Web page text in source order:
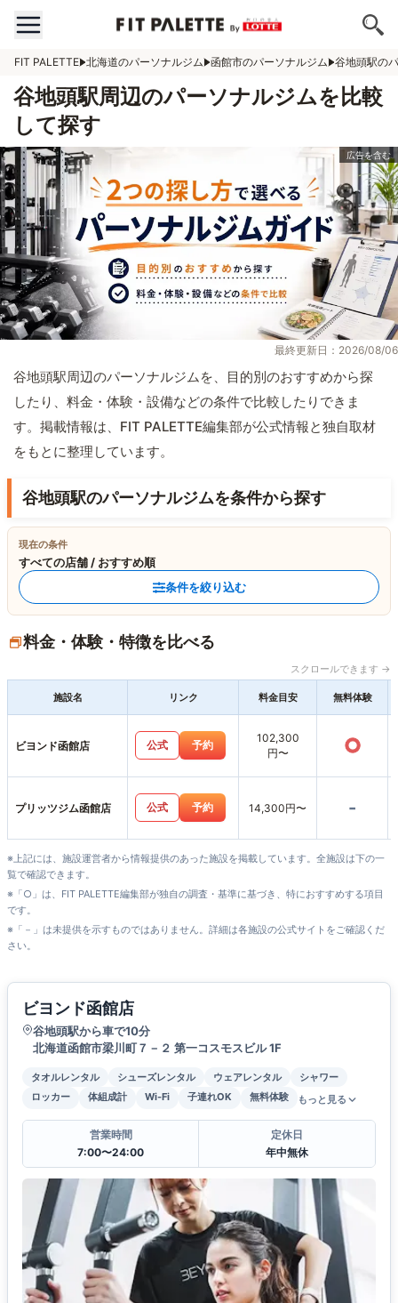
FIT PALETTE 北海道のパーソナルジム 函館市のパーソナルジム 谷地頭駅の
谷地頭駅周辺のパーソナルジムを比較
して探す
最終更新日：2026/08/06
谷地頭駅周辺のパーソナルジムを、目的別のおすすめから探
したり、料金・体験・設備などの条件で比較したりできま
す。掲載情報は、FIT PALETTE編集部が公式情報と独自取材
をもとに整理しています。
谷地頭駅のパーソナルジムを条件から探す
現在の条件
すべての店舗 / おすすめ順
条件を絞り込む
料金・体験・特徴を比べる
スクロールできます →
施設名 リンク 料金目安 無料体験
ビヨンド函館店 公式 予約
102,300
円〜
○
プリッツジム函館店 公式 予約 14,300円〜 -
※上記には、施設運営者から情報提供のあった施設を掲載しています。全施設は下の一
覧で確認できます。
※「○」は、FIT PALETTE編集部が独自の調査・基準に基づき、特におすすめする項目
です。
※「－」は未提供を示すものではありません。詳細は各施設の公式サイトをご確認くだ
さい。
ビヨンド函館店
谷地頭駅から車で10分
北海道函館市梁川町７－２ 第一コスモスビル 1F
タオルレンタル シューズレンタル ウェアレンタル
シャワー
ロッカー
体組成計 Wi-Fi 子連れOK 無料体験 もっと見る
営業時間
7:00〜24:00
定休日
年中無休